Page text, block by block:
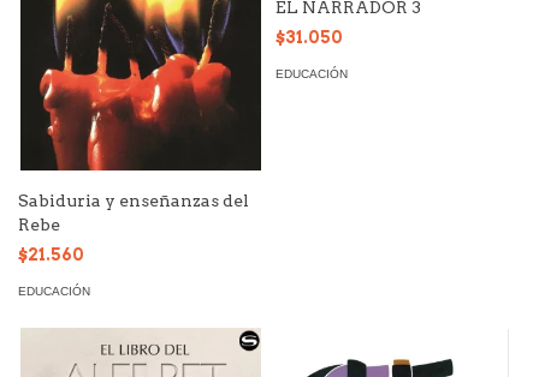
Sabiduria y enseñanzas del
Rebe
$21.560
EDUCACIÓN
EL NARRADOR 3
$31.050
EDUCACIÓN